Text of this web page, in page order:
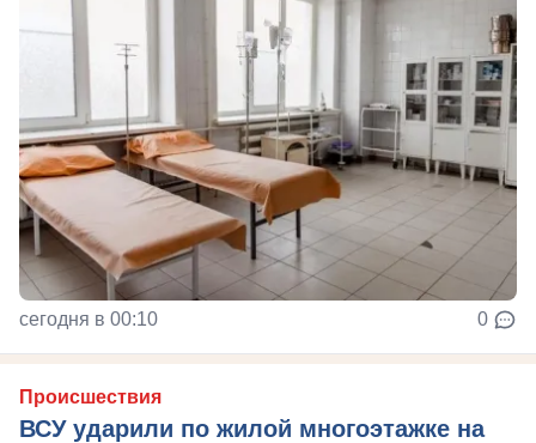
сегодня в 00:10 0
Происшествия
ВСУ ударили по жилой многоэтажке на